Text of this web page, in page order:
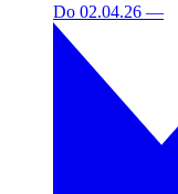
Do 02.04.26 —